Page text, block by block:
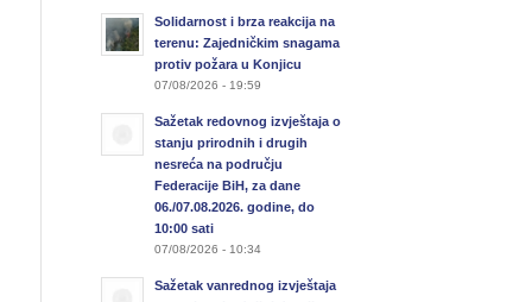
Solidarnost i brza reakcija na
terenu: Zajedničkim snagama
protiv požara u Konjicu
07/08/2026 - 19:59
Sažetak redovnog izvještaja o
stanju prirodnih i drugih
nesreća na području
Federacije BiH, za dane
06./07.08.2026. godine, do
10:00 sati
07/08/2026 - 10:34
Sažetak vanrednog izvještaja